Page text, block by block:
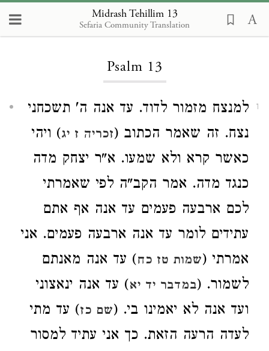
Midrash Tehillim 13
Sefaria Community Translation
Loading...
Psalm 13
1
למנצח מזמור לדוד. עד אנה ה' תשכחני
נצח. זה שאמר הכתוב (זכריה ז יג) ויהי
כאשר קרא ולא שמעו. א"ר יצחק מדה
כנגד מדה. אמר הקב"ה לפי שאמרתי
לכם ארבעה פעמים עד אנה אף אתם
עתידים לומר עד אנה ארבעה פעמים. אני
אמרתי (שמות טז כח) עד אנה מאנתם
לשמור. (במדבר יד יא) עד אנה ינאצוני
ועד אנה לא יאמינו בי. (שם כז) עד מתי
לעדה הרעה הזאת. כך אני עתיד למסור